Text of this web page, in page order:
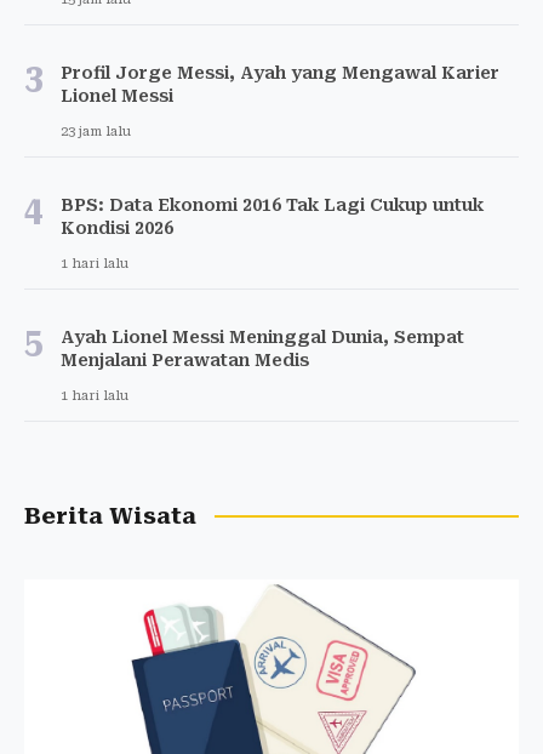
3
Profil Jorge Messi, Ayah yang Mengawal Karier
Lionel Messi
23 jam lalu
4
BPS: Data Ekonomi 2016 Tak Lagi Cukup untuk
Kondisi 2026
1 hari lalu
5
Ayah Lionel Messi Meninggal Dunia, Sempat
Menjalani Perawatan Medis
1 hari lalu
Berita Wisata